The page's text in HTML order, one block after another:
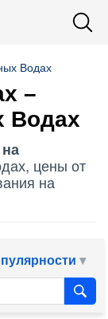
Водах
–
Водах
цены от
на